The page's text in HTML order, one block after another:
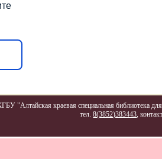
"Алтайская краевая специальная библиотека
тел.8(3852)383443,